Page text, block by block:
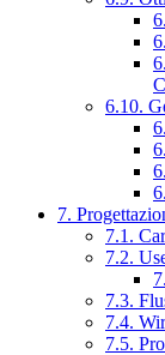
6.10.
7.
7.1.
7.2.
7.3.
7.4.
7.5.